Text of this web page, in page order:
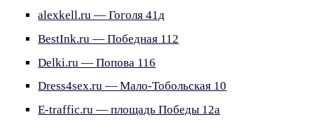
alexkell.ru — Гоголя 41д
BestInk.ru — Победная 112
Delki.ru — Попова 116
Dress4sex.ru — Мало-Тобольская 10
E-traffic.ru — площадь Победы 12а